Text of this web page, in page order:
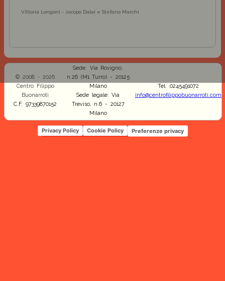
Vittoria Longoni - Jacopo Dalai e Stefano Marchi
© 2008 - 2026
Centro Filippo
Buonarroti
C.F. 97339870152
Sede: Via Rovigno,
n.26 (M1 Turro) - 20125
Milano
Sede legale: Via
Treviso, n.6 - 20127
Milano
Tel. 0245491072
info@centrofilippobuonarroti.com
Privacy Policy Cookie Policy Preferenze privacy